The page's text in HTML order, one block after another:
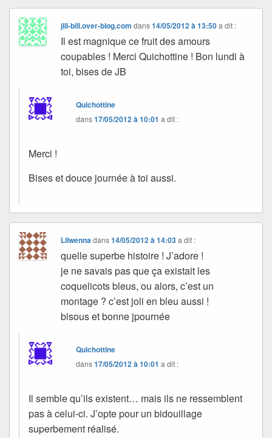
jill-bill.over-blog.com dans14/05/2012 à 13:50 a dit :
Il est magnique ce fruit des amours
coupables ! Merci Quichottine ! Bon lundi à
toi, bises de JB
Quichottine
dans17/05/2012 à 10:01 a dit :
Merci !
Bises et douce journée à toi aussi.
Lilwennadans14/05/2012 à 14:03 a dit :
quelle superbe histoire ! J’adore !
je ne savais pas que ça existait les
coquelicots bleus, ou alors, c’est un
montage ? c’est joli en bleu aussi !
bisous et bonne jpournée
Quichottine
dans17/05/2012 à 10:01 a dit :
Il semble qu’ils existent… mais ils ne ressemblent
pas à celui-ci. J’opte pour un bidouillage
superbement réalisé.